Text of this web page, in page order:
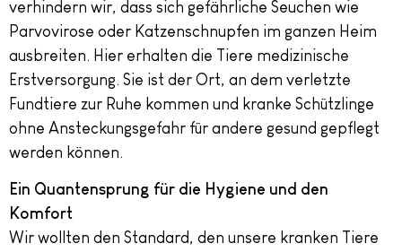
verhindern wir, dass sich gefährliche Seuchen wie
Parvovirose oder Katzenschnupfen im ganzen Heim
ausbreiten. Hier erhalten die Tiere medizinische
Erstversorgung. Sie ist der Ort, an dem verletzte
Fundtiere zur Ruhe kommen und kranke Schützlinge
ohne Ansteckungsgefahr für andere gesund gepflegt
werden können.
Ein Quantensprung für die Hygiene und den
Komfort
Wir wollten den Standard, den unsere kranken Tiere